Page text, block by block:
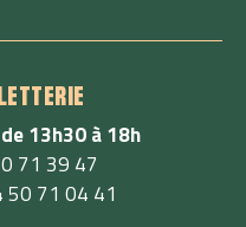
13h30 à 18h
71 39 47
50 71 04 41